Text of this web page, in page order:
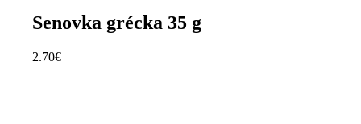
Senovka grécka 35 g
2.70€